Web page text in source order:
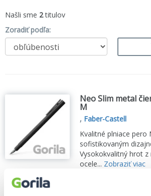
Našli sme 2titulov
Zoradiť podľa:
Neo Slim metal
M
, Faber-Castell
Kvalitné plniace pero
sofistikovaným
Vysokokvalitný hrot z
ocele... Zobraziť viac